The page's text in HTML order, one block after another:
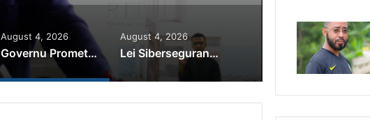
August 4, 2026
Governu Promete Tau Prioridade ba Setór Minerais no Setór Produtivu
August 4, 2026
Lei Siberseguransa Ajuda Autoridade Polisiál Kaptura Autór Kriminozu ho Paradeiru Iha Estranjeiru